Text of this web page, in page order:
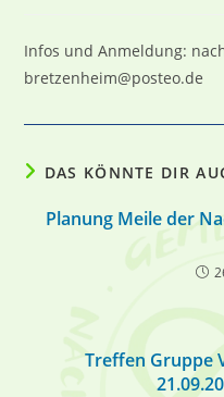
Infos und Anmeldung:
bretzenheim@posteo.de
DAS KÖNNTE DIR
Planung Meile der
Treffen Gruppe